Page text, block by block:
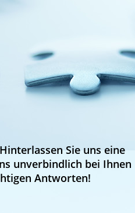
Sie uns eine
unverbindlich bei Ihnen
Antworten!